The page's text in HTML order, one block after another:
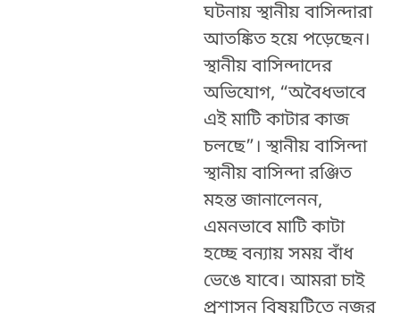
ঘটনায় স্থানীয় বাসিন্দারা
আতঙ্কিত হয়ে পড়েছেন।
স্থানীয় বাসিন্দাদের
অভিযোগ, “অবৈধভাবে
এই মাটি কাটার কাজ
চলছে”। স্থানীয় বাসিন্দা
স্থানীয় বাসিন্দা রঞ্জিত
মহন্ত জানালেনন,
এমনভাবে মাটি কাটা
হচ্ছে বন্যায় সময় বাঁধ
ভেঙে যাবে। আমরা চাই
প্রশাসন বিষয়টিতে নজর